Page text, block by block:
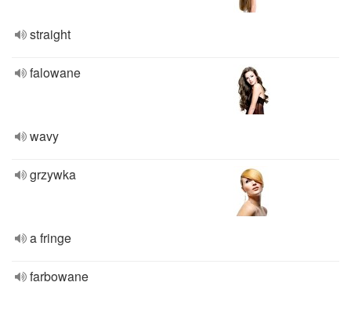
straight
falowane
wavy
grzywka
a fringe
farbowane